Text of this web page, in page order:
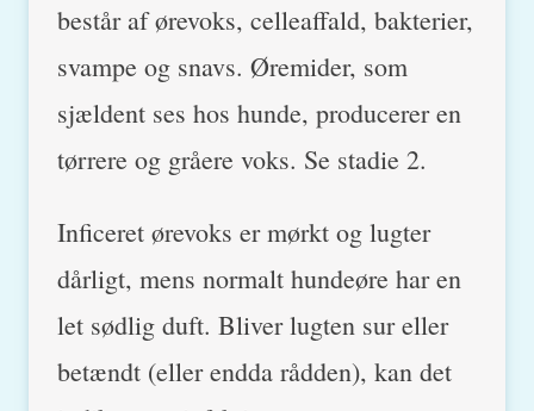
består af ørevoks, celleaffald, bakterier,
svampe og snavs. Øremider, som
sjældent ses hos hunde, producerer en
tørrere og gråere voks. Se stadie 2.
Inficeret ørevoks er mørkt og lugter
dårligt, mens normalt hundeøre har en
let sødlig duft. Bliver lugten sur eller
betændt (eller endda rådden), kan det